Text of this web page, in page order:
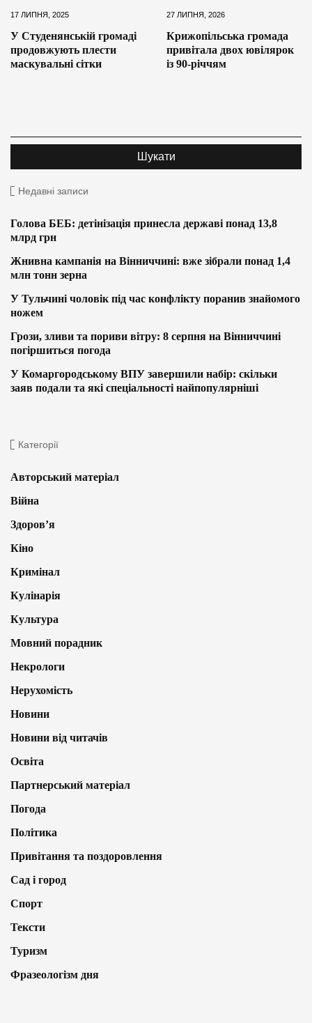
17 ЛИПНЯ, 2025
У Студенянській громаді
продовжують плести
маскувальні сітки
27 ЛИПНЯ, 2026
Крижопільська громада
привітала двох ювілярок
із 90-річчям
Недавні записи
Голова БЕБ: детінізація принесла державі понад 13,8
млрд грн
Жнивна кампанія на Вінниччині: вже зібрали понад 1,4
млн тонн зерна
У Тульчині чоловік під час конфлікту поранив знайомого
ножем
Грози, зливи та пориви вітру: 8 серпня на Вінниччині
погіршиться погода
У Комаргородському ВПУ завершили набір: скільки
заяв подали та які спеціальності найпопулярніші
Категорії
Авторський матеріал
Війна
Здоров’я
Кіно
Кримінал
Кулінарія
Культура
Мовний порадник
Некрологи
Нерухомість
Новини
Новини від читачів
Освіта
Партнерський матеріал
Погода
Політика
Привітання та поздоровлення
Сад і город
Спорт
Тексти
Туризм
Фразеологізм дня